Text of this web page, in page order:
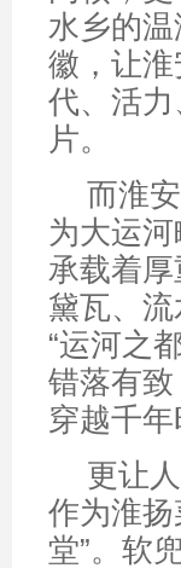
水乡的
徽，让淮
代、活
片。
而淮
为大运
承载着
黛瓦、
“运河之
错落有
穿越千
更让
作为淮
堂”。软